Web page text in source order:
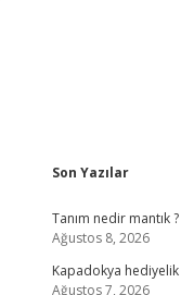
Sidebar
Son Yazılar
Tanım nedir mantık ?
Ağustos 8, 2026
Kapadokya hediyelik
Ağustos 7, 2026